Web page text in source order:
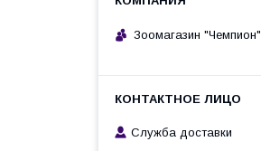
Зоомагазин "Чемпион"
Служба доставки